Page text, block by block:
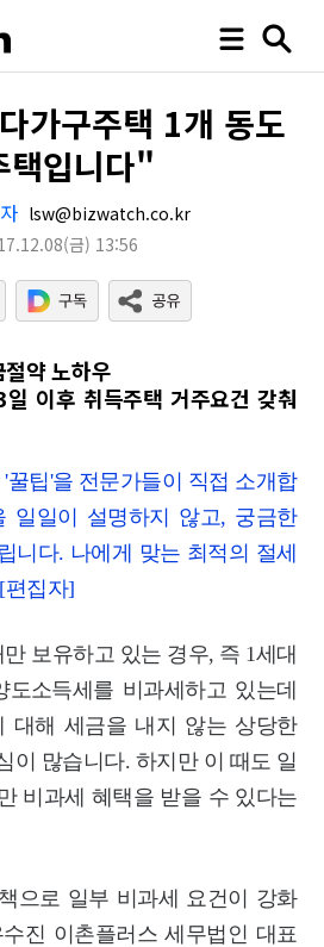
가구주택 1개 동도
택입니다"
lsw@bizwatch.co.kr
(금) 13:56
약 노하우
이후 취득주택 거주요건 갖춰
꿀팁'을 전문가들이 직접 소개합
일일이 설명하지 않고, 궁금한
니다. 나에게 맞는 최적의 절세
편집자]
보유하고 있는 경우, 즉 1세대
소득세를 비과세하고 있는데
대해 세금을 내지 않는 상당한
이 많습니다. 하지만 이 때도 일
비과세 혜택을 받을 수 있다는
으로 일부 비과세 요건이 강화
진 이촌플러스 세무법인 대표